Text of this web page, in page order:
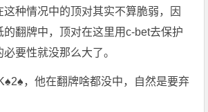
这种情况中的顶对其实不算脆弱，因
的翻牌中，顶对在这里用c-bet去保护
要性就没那么大了。
，他在翻牌啥都没中，自然是要弃